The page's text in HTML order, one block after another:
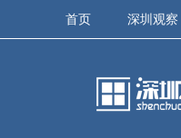
首页 深圳观察